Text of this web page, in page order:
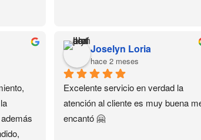
Joselyn Loria
hace 2 meses
Excelente servicio en verdad la
atención al cliente es muy buena
encantó 🤗